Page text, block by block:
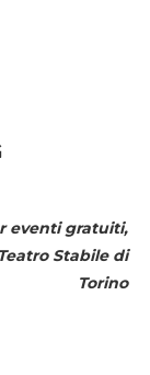
eventi gratuiti,
Teatro Stabile di
Torino